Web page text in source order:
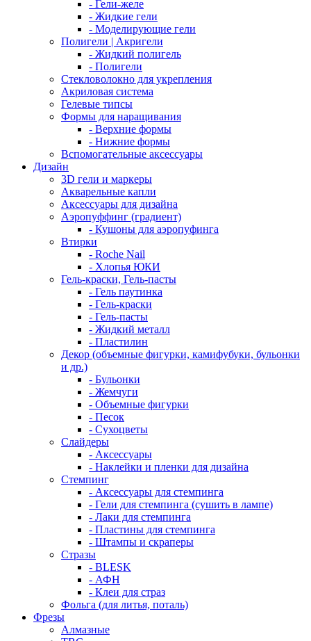
- Гели-желе
- Жидкие гели
- Моделирующие гели
Полигели | Акригели
- Жидкий полигель
- Полигели
Стекловолокно для укрепления
Акриловая система
Гелевые типсы
Формы для наращивания
- Верхние формы
- Нижние формы
Вспомогательные аксессуары
Дизайн
3D гели и маркеры
Акварельные капли
Аксессуары для дизайна
Аэропуффинг (градиент)
- Кушоны для аэропуфинга
Втирки
- Roche Nail
- Хлопья ЮКИ
Гель-краски, Гель-пасты
- Гель паутинка
- Гель-краски
- Гель-пасты
- Жидкий металл
- Пластилин
Декор (объемные фигурки, камифубуки, бульонки
и др.)
- Бульонки
- Жемчуги
- Объемные фигурки
- Песок
- Сухоцветы
Слайдеры
- Аксессуары
- Наклейки и пленки для дизайна
Стемпинг
- Аксессуары для стемпинга
- Гели для стемпинга (сушить в лампе)
- Лаки для стемпинга
- Пластины для стемпинга
- Штампы и скраперы
Стразы
- BLESK
- АФН
- Клеи для страз
Фольга (для литья, поталь)
Фрезы
Алмазные